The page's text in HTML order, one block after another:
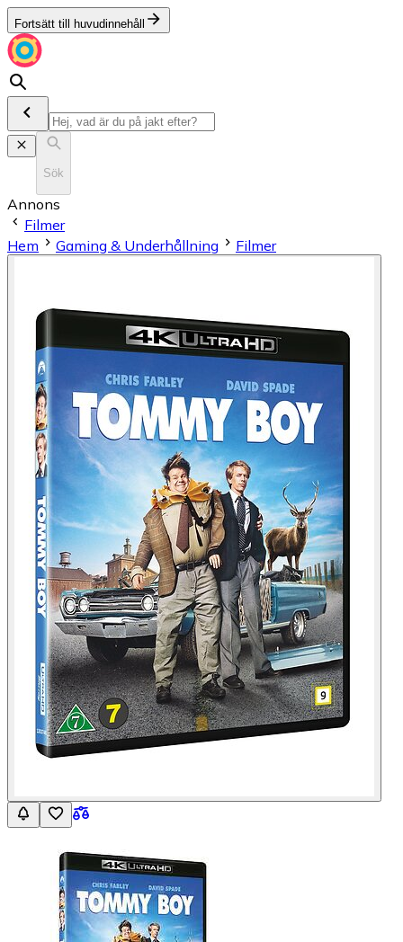
Fortsätt till huvudinnehåll
Sök
Annons
Filmer
Hem
Gaming & Underhållning Filmer